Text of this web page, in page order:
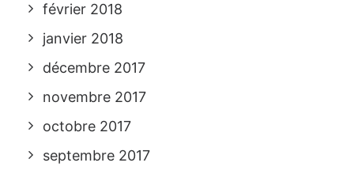
février 2018
janvier 2018
décembre 2017
novembre 2017
octobre 2017
septembre 2017